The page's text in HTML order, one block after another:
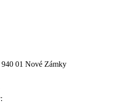
940 01 Nové Zámky